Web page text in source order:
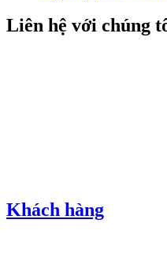
Liên hệ với chúng
Khách hàng